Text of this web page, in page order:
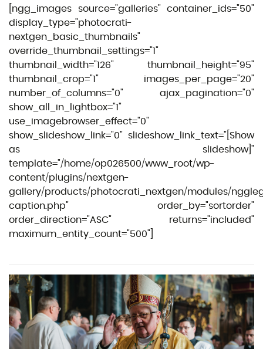
[ngg_images source="galleries" container_ids="50"
display_type="photocrati-
nextgen_basic_thumbnails"
override_thumbnail_settings="1"
thumbnail_width="126" thumbnail_height="95"
thumbnail_crop="1" images_per_page="20"
number_of_columns="0" ajax_pagination="0"
show_all_in_lightbox="1"
use_imagebrowser_effect="0"
show_slideshow_link="0" slideshow_link_text="[Show
as slideshow]"
template="/home/op026500/www_root/wp-
content/plugins/nextgen-
gallery/products/photocrati_nextgen/modules/
caption.php" order_by="sortorder"
order_direction="ASC" returns="included"
maximum_entity_count="500"]